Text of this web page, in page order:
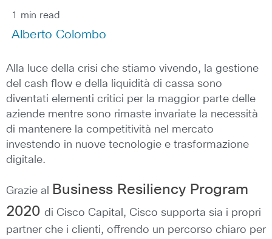
1 min read
Alberto Colombo
Alla luce della crisi che stiamo vivendo, la gestione
del cash flow e della liquidità di cassa sono
diventati elementi critici per la maggior parte delle
aziende mentre sono rimaste invariate la necessità
di mantenere la competitività nel mercato
investendo in nuove tecnologie e trasformazione
digitale.
Grazie al
Business Resiliency Program
2020 di Cisco Capital, Cisco supporta sia i propri
partner che i clienti, offrendo un percorso chiaro per